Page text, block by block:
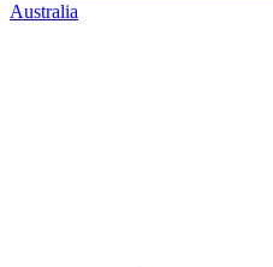
Australia